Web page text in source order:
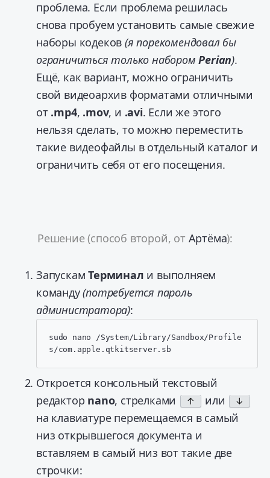
проблема. Если проблема решилась
снова пробуем установить самые свежие
наборы кодеков(я порекомендовал бы
ограничиться только наборомPerian).
Ещё, как вариант, можно ограничить
свой видеоархив форматами отличными
от .mp4, .mov, и .avi. Если же этого
нельзя сделать, то можно переместить
такие видеофайлы в отдельный каталог и
ограничить себя от его посещения.
Решение (способ второй, от Артёма):
ЗапускамТерминал и выполняем
команду(потребуется пароль
администратора):
sudo nano /System/Library/Sandbox/Profile
s/com.apple.qtkitserver.sb
Откроется консольный текстовый
редактор nano, стрелками ↑ или ↓
на клавиатуре перемещаемся в самый
низ открывшегося документа и
вставляем в самый низ вот такие две
строчки: